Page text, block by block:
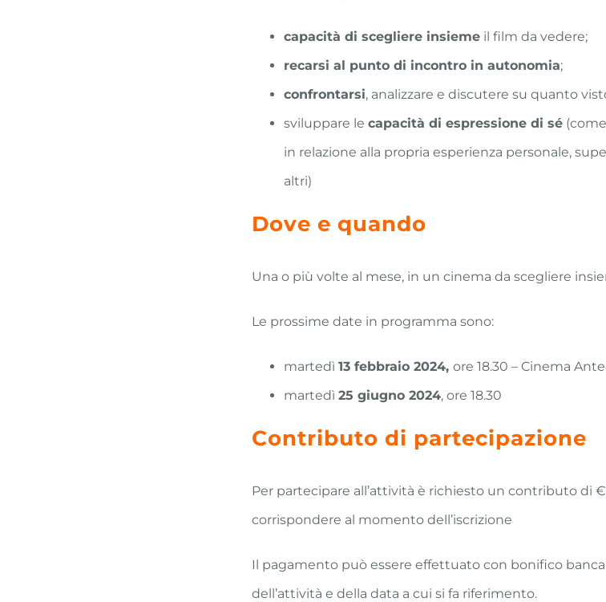
capacità di scegliere insiemeil film da vedere;
recarsi al punto di incontro in autonomia;
confrontarsi, analizzare e discutere su quanto
sviluppare le capacità di espressione di sé
in relazione alla propria esperienza personale,
altri)
Dove e quando
Una o più volte al mese, in un cinema da scegliere
Le prossime date in programma sono:
martedì 13 febbraio 2024, ore 18.30 – Cinema
martedì 25 giugno 2024, ore 18.30
Contributo di partecipazione
Per partecipare all’attività è richiesto un contributo di
corrispondere al momento dell’iscrizione
Il pagamento può essere effettuato con bonifico
dell’attività e della data a cui si fa riferimento.